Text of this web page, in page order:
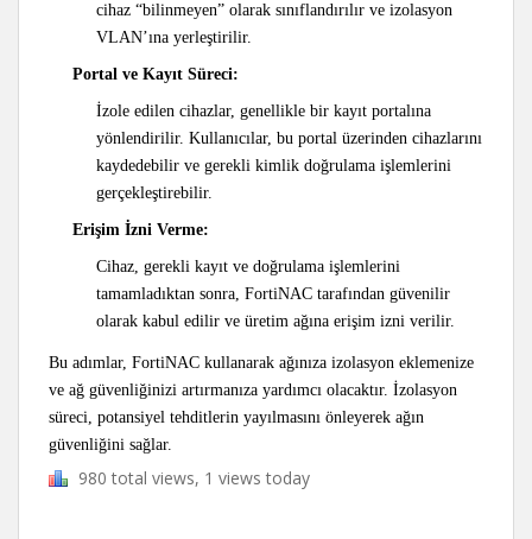
cihaz “bilinmeyen” olarak sınıflandırılır ve izolasyon
VLAN’ına yerleştirilir.
Portal ve Kayıt Süreci:
İzole edilen cihazlar, genellikle bir kayıt portalına
yönlendirilir. Kullanıcılar, bu portal üzerinden cihazlarını
kaydedebilir ve gerekli kimlik doğrulama işlemlerini
gerçekleştirebilir.
Erişim İzni Verme:
Cihaz, gerekli kayıt ve doğrulama işlemlerini
tamamladıktan sonra, FortiNAC tarafından güvenilir
olarak kabul edilir ve üretim ağına erişim izni verilir.
Bu adımlar, FortiNAC kullanarak ağınıza izolasyon eklemenize
ve ağ güvenliğinizi artırmanıza yardımcı olacaktır. İzolasyon
süreci, potansiyel tehditlerin yayılmasını önleyerek ağın
güvenliğini sağlar.
980 total views, 1 views today